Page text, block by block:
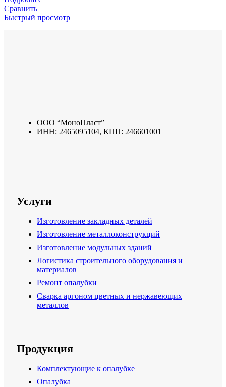
Сравнить
Быстрый просмотр
ООО “МоноПласт”
ИНН: 2465095104, КПП: 246601001
Услуги
Изготовление закладных деталей
Изготовление металлоконструкций
Изготовление модульных зданий
Логистика строительного оборудования и
материалов
Ремонт опалубки
Сварка аргоном цветных и нержавеющих
металлов
Продукция
Комплектующие к опалубке
Опалубка